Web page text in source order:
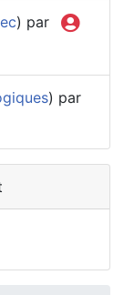
) par
) par